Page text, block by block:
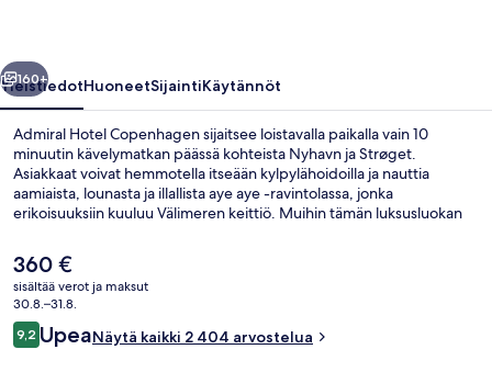
Seuraava
160+
YleistiedotHuoneetSijaintiKäytännöt
Admiral Hotel Copenhagen sijaitsee loistavalla paikalla vain 10
minuutin kävelymatkan päässä kohteista Nyhavn ja Strøget.
Asiakkaat voivat hemmotella itseään kylpylähoidoilla ja nauttia
aamiaista, lounasta ja illallista aye aye -ravintolassa, jonka
erikoisuuksiin kuuluu Välimeren keittiö. Muihin tämän luksusluokan
oleva kuntokeskus ja sauna. Matkailijat arvostavat majoituspaikan
avuliasta henkilökuntaa ja aamupalaa. Julkisen liikenteen yhteydet
sijaitsevat vain lyhyen kävelymatkan päässä: Kongens Nytorvin
asema sijaitsee 8 minuutin ja Marmorkirkenin asema 9 minuutin
kävelymatkan päässä.
Nykyinen
hinta
on
360 €
360 €
sisältää verot ja maksut
30.8.–31.8.
Arvostelut
9,29,2 kautta 10.
UpeaNäytä kaikki 2 404 arvostelua